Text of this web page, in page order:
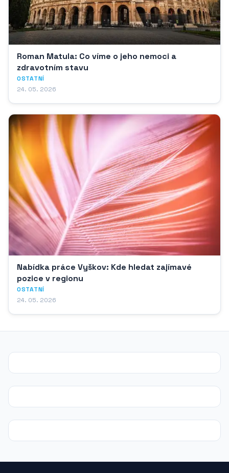
Roman Matula: Co víme o jeho nemoci a
zdravotním stavu
OSTATNÍ
24. 05. 2026
Nabídka práce Vyškov: Kde hledat zajímavé
pozice v regionu
OSTATNÍ
24. 05. 2026